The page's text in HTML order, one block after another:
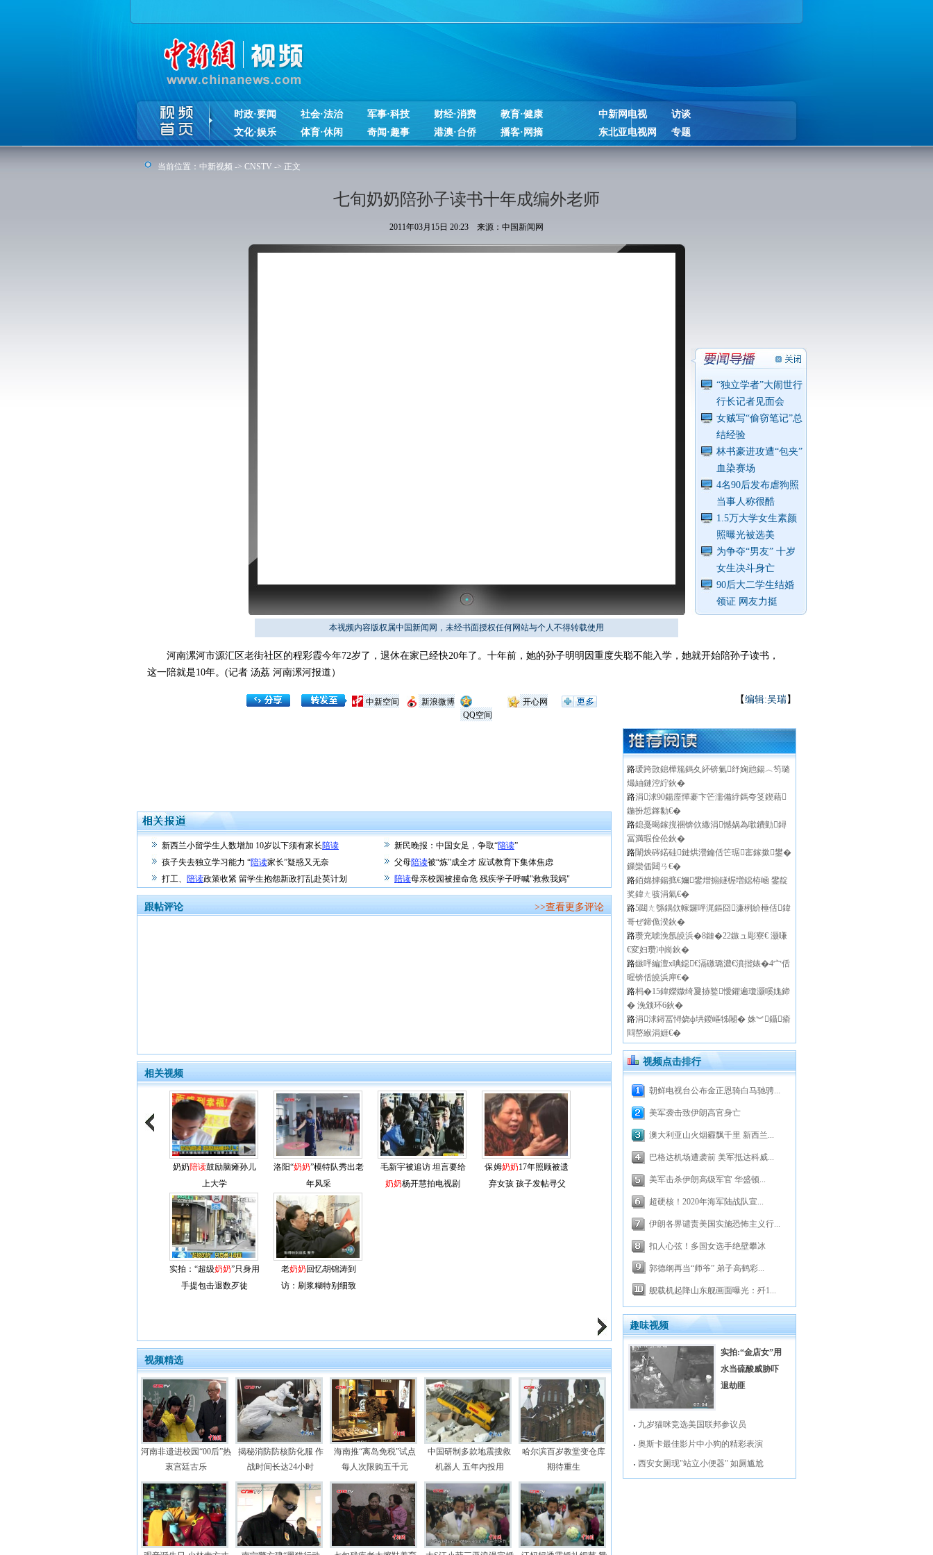
时政·要闻 社会·法治 军事·科技 财经·消费
教育·健康
文化·娱乐
体育·休闲 奇闻·趣事 港澳·台侨 播客·网摘
中新网电视
访谈
东北亚电视网
专题
当前位置： 中新视频 -> CNSTV -> 正文
七旬奶奶陪孙子读书十年成编外老师
2011年03月15日 20:23 来源：中国新闻网
“独立学者”大闹世行
行长记者见面会
女贼写“偷窃笔记”总
结经验
林书豪进攻遭“包夹”
血染赛场
4名90后发布虐狗照
当事人称很酷
1.5万大学女生素颜
照曝光被选美
为争夺“男友” 十岁
女生决斗身亡
90后大二学生结婚
领证 网友力挺
本视频内容版权属中国新闻网，未经书面授权任何网站与个人不得转载使用
河南漯河市源汇区老街社区的程彩霞今年72岁了，退休在家已经快20年了。十年前，她的孙子明明因重度失聪不能入学，她就开始陪孙子读书，
这一陪就是10年。(记者 汤荔 河南漯河报道）
【编辑:吴瑞】
开心网
QQ空间
新浪微博
中新空间
新西兰小留学生人数增加 10岁以下须有家长陪读 新民晚报：中国女足，争取“陪读”
孩子失去独立学习能力 “陪读家长”疑惑又无奈 父母陪读被“炼”成全才 应试教育下集体焦虑
打工、 陪读政策收紧 留学生抱怨新政打乱赴英计划 陪读母亲校园被撞命危 残疾学子呼喊"救救我妈"
跟帖评论 >>查看更多评论
相关视频
奶奶陪读鼓励脑瘫孙儿
上大学
洛阳“奶奶”模特队秀出老
年风采
毛新宇被追访 坦言要给
奶奶杨开慧拍电视剧
保姆奶奶17年照顾被遗
弃女孩 孩子发帖寻父
实拍：“超级奶奶”只身用
手提包击退数歹徒
老奶奶 回忆胡锦涛到
访：刷浆糊特别细致
视频精选
河南非遗进校园“00后”热
衷宫廷古乐
揭秘消防防核防化服 作
战时间长达24小时
海南推“离岛免税”试点
每人次限购五千元
中国研制多款地震搜救
机器人 五年内投用
哈尔滨百岁教堂变仓库
期待重生
路瑗跨敳鎴樺箷鎷夊紑锛氭纾婅兘鍚︿笉璐
熶紬鏈涳紵鈥�
路涓浗90鍚庢憚褰卞笀濡備綍鎷夸笅鍥藉
鍦扮悊鎽勨€�
路鎴戞暍鎵撹祵锛佽繖涓憾娲為噷鐨勭鐞
冨満瑕佺伀鈥�
路闈炴硶鍩硅鏈烘瀯鑰佸笀琚寚鎵撳鐢�
鏁欒偛閮ㄢ€�
路銆婂摢鍚掋€嬭鐢熷搧鐩楃増鐚栫崡 鐢靛
奖鍏ㄤ骇涓氣€�
路5閮ㄤ綔鍝佽幏鑼呯浘鏂囧濂栵紒棰佸鍏
哥ぜ鍗佹湀鈥�
路瓒充唬浼氬皢浜�8鏈�22鏃ュ彫寮€ 灏嗛
€変妇瓒冲崗鈥�
路鏃呯編澶х唺鐚€滆礉璐濃€濆揩婊�4宀佸
暒锛佸皢浜庘€�
路杩�15鍏嬫媺绮夐捇鐜懓鑺遍瓊灏嗘媿鍗
� 浼颁环6鈥�
路涓浗鐞冨憳娆ф垬鍐嶇牬闂� 姝︾鑷瘉
閰嶅緱涓娾€�
视频点击排行
朝鲜电视台公布金正恩骑白马驰骋...
美军袭击致伊朗高官身亡
澳大利亚山火烟霾飘千里 新西兰...
巴格达机场遭袭前 美军抵达科威...
美军击杀伊朗高级军官 华盛顿...
超硬核！2020年海军陆战队宣...
伊朗各界谴责美国实施恐怖主义行...
扣人心弦！多国女选手绝壁攀冰
郭德纲再当“师爷” 弟子高鹤彩...
舰载机起降山东舰画面曝光：歼1...
趣味视频
实拍:“金店女”用
水当硫酸威胁吓
退劫匪
九岁猫咪竞选美国联邦参议员
奥斯卡最佳影片中小狗的精彩表演
西安女厕现"站立小便器" 如厕尴尬